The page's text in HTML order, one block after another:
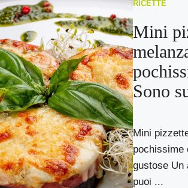
RICETTE
Mini
Sono
Mini
pochissime
gustose Un
puoi ...